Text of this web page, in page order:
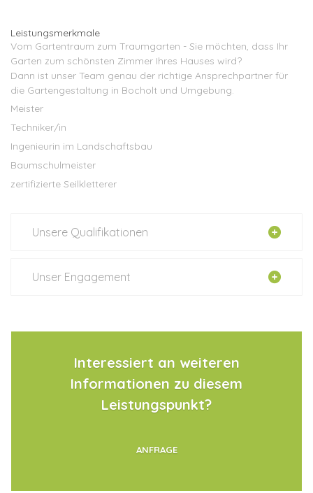
Leistungsmerkmale
Vom Gartentraum zum Traumgarten - Sie möchten, dass Ihr
Garten zum schönsten Zimmer Ihres Hauses wird?
Dann ist unser Team genau der richtige Ansprechpartner für
die Gartengestaltung in Bocholt und Umgebung.
Meister
Techniker/in
Ingenieurin im Landschaftsbau
Baumschulmeister
zertifizierte Seilkletterer
Unsere Qualifikationen
Unser Engagement
Interessiert an weiteren
Informationen zu diesem
Leistungspunkt?
ANFRAGE